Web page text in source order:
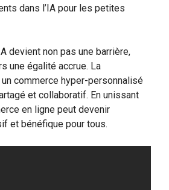
dans l’IA pour les petites
devient non pas une barrière,
une égalité accrue. La
commerce hyper-personnalisé
et collaboratif. En unissant
en ligne peut devenir
et bénéfique pour tous.